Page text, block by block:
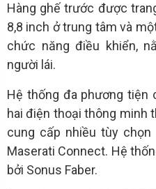
Hàng ghế trước được
8,8 inch ở trung tâm và
chức năng điều khiển,
người lái.
Hệ thống đa phương tiện
hai điện thoại thông minh
cung cấp nhiều tùy
Maserati Connect. Hệ
bởi Sonus Faber.